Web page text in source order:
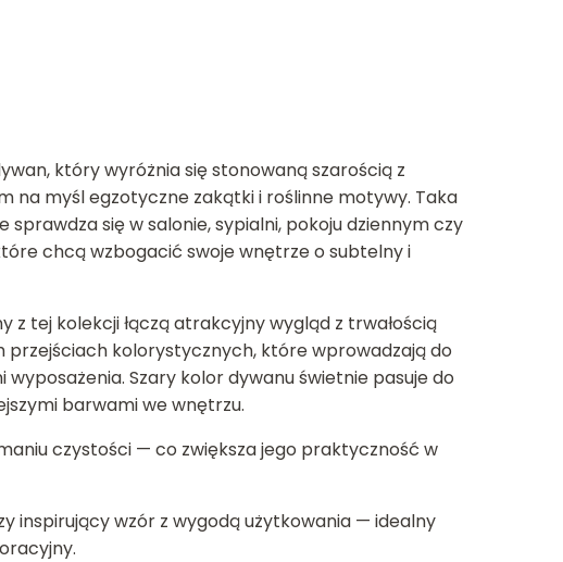
który wyróżnia się stonowaną szarością z
na myśl egzotyczne zakątki i roślinne motywy. Taka
się w salonie, sypialni, pokoju dziennym czy
chcą wzbogacić swoje wnętrze o subtelny i
tej kolekcji łączą atrakcyjny wygląd z trwałością
przejściach kolorystycznych, które wprowadzają do
Szary kolor dywanu świetnie pasuje do
barwami we wnętrzu.
czystości — co zwiększa jego praktyczność w
inspirujący wzór z wygodą użytkowania — idealny